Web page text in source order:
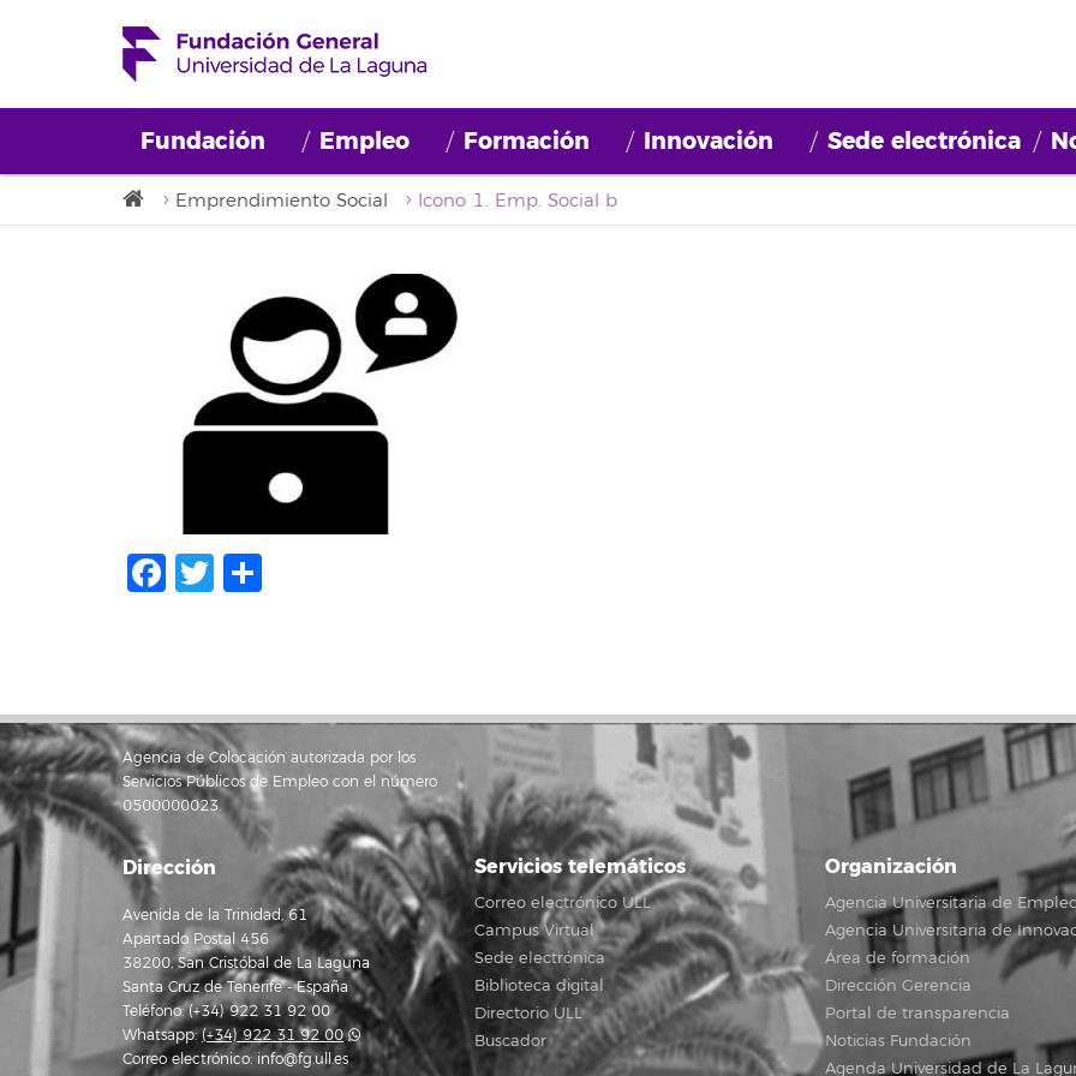
Fundación Empleo Formación Innovación Sede electrónica
Emprendimiento Social Icono 1. Emp. Social b
Facebook
Twitter
Agencia de Colocación autorizada por los
Servicios Públicos de Empleo con el número
0500000023.
Dirección
Avenida de la Trinidad, 61
Apartado Postal 456
38200, San Cristóbal de La Laguna
Santa Cruz de Tenerife - España
Teléfono: (+34) 922 31 92 00
Whatsapp:(+34) 922 31 92 00
Correo electrónico: info@fg.ull.es
Servicios telemáticos
Correo electrónico ULL
Campus Virtual
Sede electrónica
Biblioteca digital
Directorio ULL
Buscador
Organización
Agencia Universitaria de
Agencia Universitaria de
Área de formación
Dirección Gerencia
Portal de transparencia
Noticias Fundación
Agenda Universidad de La